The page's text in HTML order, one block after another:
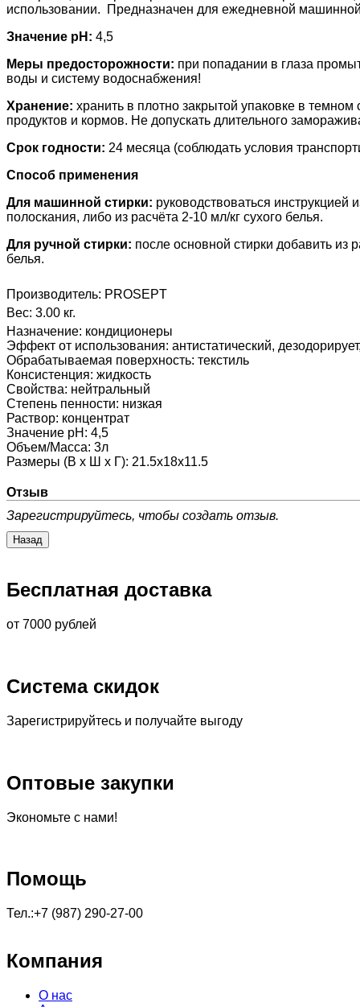
использовании. Предназначен для ежедневной
Значение pH: 4,5
Меры предосторожности: при попадании в глаза
воды и систему водоснабжения!
Хранение: хранить в плотно закрытой упаковке в
продуктов и кормов. Не допускать длительного
Срок годности: 24 месяца (соблюдать условия
Способ применения
Для машинной стирки: руководствоваться
полоскания, либо из расчёта 2-10 мл/кг сухого белья.
Для ручной стирки: после основной стирки добавить из
белья.
Производитель: PROSEPT
Вес: 3.00 кг.
Назначение: кондиционеры
Эффект от использования: антистатический,
Обрабатываемая поверхность: текстиль
Консистенция: жидкость
Свойства: нейтральный
Степень пенности: низкая
Раствор: концентрат
Значение pH : 4,5
Объем/Масса: 3л
Размеры (В х Ш х Г): 21.5х18х11.5
Отзыв
Зарегистрируйтесь, чтобы создать отзыв.
Бесплатная доставка
от 7000 рублей
Система скидок
Зарегистрируйтесь и получайте выгоду
Оптовые закупки
Экономьте с нами!
Помощь
Тел.:+7 (987) 290-27-00
Компания
О нас